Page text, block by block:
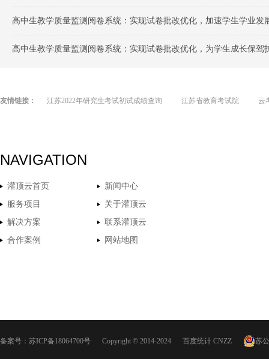
高中生教学质量监测阅卷系统：实现试卷批改优化，加速学生学业发
高中生教学质量监测阅卷系统：实现试卷批改优化，为学生成长保驾
友情链接： 江苏2022年研究生考试初试成绩查询 江苏省教育考试院 云
NAVIGATION
灌顶云首页
新闻中心
服务项目
关于灌顶云
解决方案
联系灌顶云
合作案例
网站地图
备案号： 苏ICP备18064700号 Copyright © 2014-2024 百度统计 CNZZ 苏